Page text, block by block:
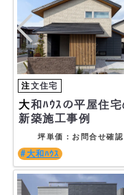
大和ﾊｳｽの平屋住宅の
新築施工事例
坪単価：お問合せ確認
大和ﾊｳｽ